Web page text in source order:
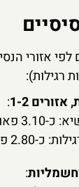
אזורי
רגילות):
1-2
:
לנסיעה
פאונד לנסיעה
: